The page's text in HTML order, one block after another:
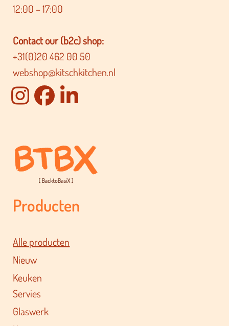
12:00 – 17:00
Contact our (b2c) shop:
+31(0)20 462 00 50
webshop@kitschkitchen.nl
Producten
Alle producten
Nieuw
Keuken
Servies
Glaswerk